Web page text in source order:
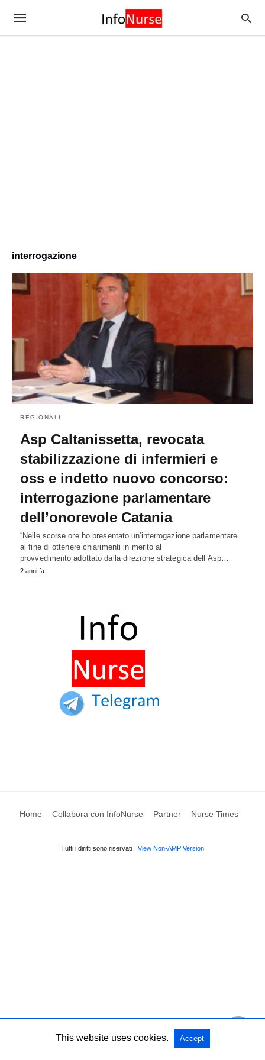
interrogazione
REGIONALI
Asp Caltanissetta, revocata
stabilizzazione di infermieri e
oss e indetto nuovo concorso:
interrogazione parlamentare
dell’onorevole Catania
“Nelle scorse ore ho presentato un'interrogazione parlamentare
al fine di ottenere chiarimenti in merito al
provvedimento adottato dalla direzione strategica dell’Asp…
2 anni fa
Home Collabora con InfoNurse Partner Nurse Times
Tutti i diritti sono riservati View Non-AMP Version
This website uses cookies. Accept